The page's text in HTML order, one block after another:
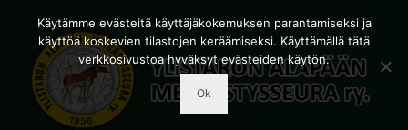
Käytämme evästeitä käyttäjäkokemuksen parantamiseksi ja
käyttöä koskevien tilastojen keräämiseksi. Käyttämällä tätä
verkkosivustoa hyväksyt evästeiden käytön.
Ok